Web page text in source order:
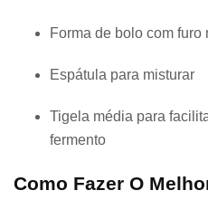
Forma de bolo com furo
Espátula para misturar
Tigela média para
fermento
Como Fazer O